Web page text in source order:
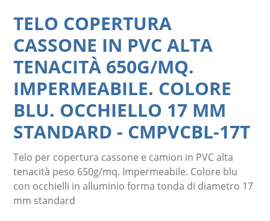
TELO COPERTURA
CASSONE IN PVC ALTA
TENACITÀ 650G/MQ.
IMPERMEABILE. COLORE
BLU. OCCHIELLO 17 MM
STANDARD - CMPVCBL-17T
Telo per copertura cassone e camion in PVC alta
tenacità peso 650g/mq. Impermeabile. Colore blu
con occhielli in alluminio forma tonda di diametro 17
mm standard